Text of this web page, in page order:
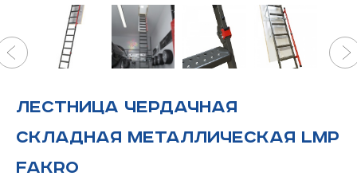
Лестница чердачная
складная металлическая LMP
FAKRO